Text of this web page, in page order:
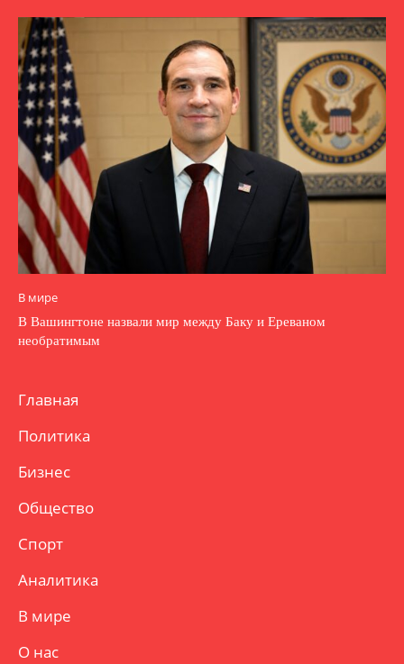
В мире
В Вашингтоне назвали мир между Баку и Ереваном
необратимым
Главная
Политика
Бизнес
Общество
Спорт
Аналитика
В мире
О нас